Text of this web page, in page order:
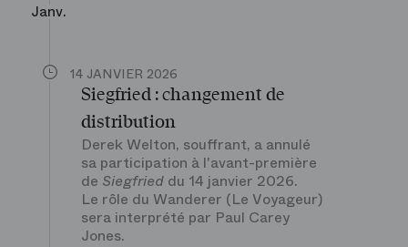
Janv.
14 JANVIER 2026
Siegfried : changement de
distribution
Derek Welton, souffrant, a annulé
sa participation à l'avant-première
de Siegfrieddu 14 janvier 2026.
Le rôle du Wanderer (Le Voyageur)
sera interprété par Paul Carey
Jones.